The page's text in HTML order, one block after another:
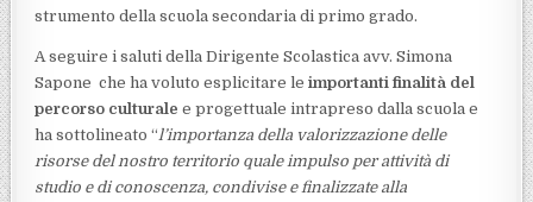
strumento della scuola secondaria di primo grado.
A seguire i saluti della Dirigente Scolastica avv. Simona
Sapone che ha voluto esplicitare leimportanti finalità del
percorso culturale e progettuale intrapreso dalla scuola e
ha sottolineato “l’importanza della valorizzazione delle
risorse del nostro territorio quale impulso per attività di
studio e di conoscenza, condivise e finalizzate alla